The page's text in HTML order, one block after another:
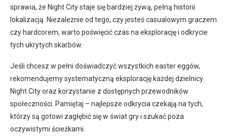
sprawia, że Night City staje się bardziej żywą, pełną historii
lokalizacją. Niezależnie od tego, czy jesteś casualowym graczem
czy hardcorem, warto poświęcić czas na eksplorację i odkrycie
tych ukrytych skarbów.
Jeśli chcesz w pełni doświadczyć wszystkich easter eggów,
rekomendujemy systematyczną eksplorację każdej dzielnicy
Night City oraz korzystanie z dostępnych przewodników
społeczności. Pamiętaj – najlepsze odkrycia czekają na tych,
którzy są gotowi zagłębić się w świat gry i szukać poza
oczywistymi ścieżkami.